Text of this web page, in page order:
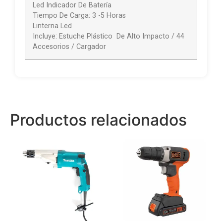
Led Indicador De Batería
Tiempo De Carga: 3 -5 Horas
Linterna Led
Incluye: Estuche Plástico De Alto Impacto / 44
Accesorios / Cargador
Productos relacionados